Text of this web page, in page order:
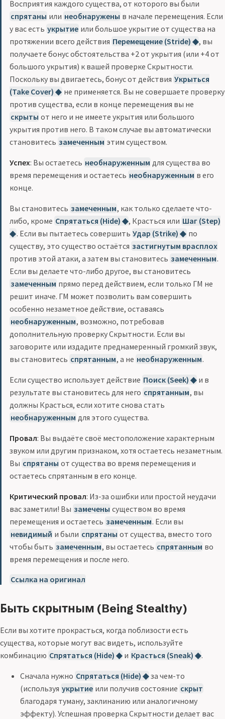
Восприятия каждого существа, от которого вы были
спрятаны или необнаружены в начале перемещения. Если
у вас есть укрытие или большое укрытие от существа на
протяжении всего действия Перемещение (Stride) ◆, вы
получаете бонус обстоятельства +2 от укрытия (или +4 от
большого укрытия) к вашей проверке Скрытности.
Поскольку вы двигаетесь, бонус от действия Укрыться
(Take Cover) ◆ не применяется. Вы не совершаете проверку
против существа, если в конце перемещения вы не
скрыты от него и не имеете укрытия или большого
укрытия против него. В таком случае вы автоматически
становитесь замеченным этим существом.
Успех: Вы остаетесь необнаруженным для существа во
время перемещения и остаетесь необнаруженным в его
конце.
Вы становитесь замеченным, как только сделаете что-
либо, кроме Спрятаться (Hide) ◆, Красться или Шаг (Step)
◆. Если вы пытаетесь совершить Удар (Strike) ◆ по
существу, это существо остаётся застигнутым врасплох
против этой атаки, а затем вы становитесь замеченным.
Если вы делаете что-либо другое, вы становитесь
замеченным прямо перед действием, если только ГМ не
решит иначе. ГМ может позволить вам совершить
особенно незаметное действие, оставаясь
необнаруженным, возможно, потребовав
дополнительную проверку Скрытности. Если вы
заговорите или издадите преднамеренный громкий звук,
вы становитесь спрятанным, а не необнаруженным.
Если существо использует действие Поиск (Seek) ◆ и в
результате вы становитесь для него спрятанным, вы
должны Красться, если хотите снова стать
необнаруженным для этого существа.
Провал: Вы выдаёте своё местоположение характерным
звуком или другим признаком, хотя остаетесь незаметным.
Вы спрятаны от существа во время перемещения и
остаетесь спрятанным в его конце.
Критический провал: Из-за ошибки или простой неудачи
вас заметили! Вы замечены существом во время
перемещения и остаетесь замеченным. Если вы
невидимый и были спрятаны от существа, вместо того
чтобы быть замеченным, вы остаетесь спрятанным во
время перемещения и после него.
Ссылка на оригинал
Быть скрытным (Being Stealthy)
Если вы хотите прокрасться, когда поблизости есть
существа, которые могут вас видеть, используйте
комбинацию Спрятаться (Hide) ◆ и Красться (Sneak) ◆.
Сначала нужно Спрятаться (Hide) ◆ за чем-то
(используя укрытие или получив состояние скрыт
благодаря туману, заклинанию или аналогичному
эффекту). Успешная проверка Скрытности делает вас